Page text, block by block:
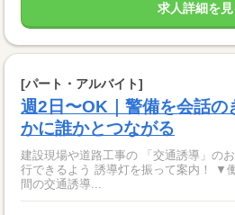
求人詳細を見
[パート・アルバイト]
週2日〜OK｜警備を会話の
かに誰かとつながる
建設現場や道路工事の 「交通誘導」のお仕事です。
行できるよう 誘導灯を振って案内！ ▼働く現場は... 【住宅を建てる
間の交通誘導...